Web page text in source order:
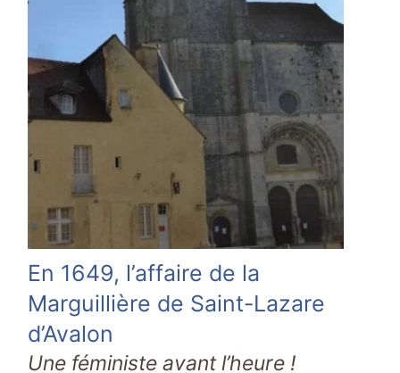
En 1649, l’affaire de la
Marguillière de Saint-Lazare
d’Avalon
Une féministe avant l’heure !